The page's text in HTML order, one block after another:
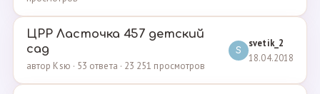
ЦРР Ласточка 457 детский
сад
автор Кsю · 53 ответа · 23 251 просмотров
S
svetik_2
18.04.2018